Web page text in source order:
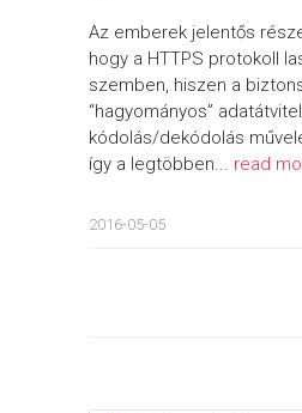
Az emberek jelentős
hogy a HTTPS protokoll
szemben, hiszen a
“hagyományos”
kódolás/dekódolás
így a legtöbben... read
2016-05-05